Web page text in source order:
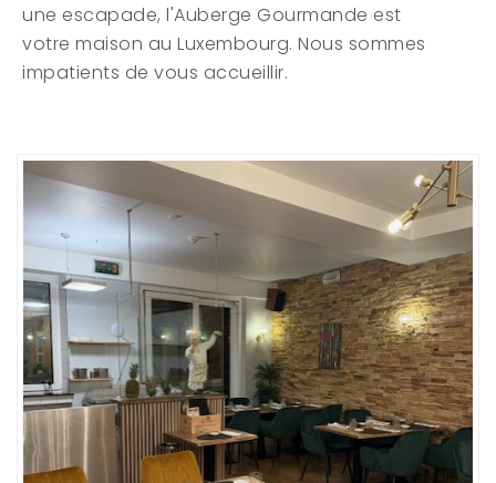
une escapade, l'Auberge Gourmande est
votre maison au Luxembourg. Nous sommes
impatients de vous accueillir.